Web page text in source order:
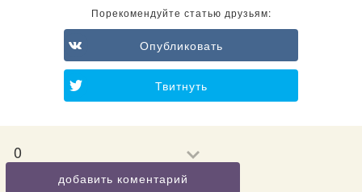
Порекомендуйте статью друзьям:
Опубликовать
Твитнуть
0
добавить коментарий